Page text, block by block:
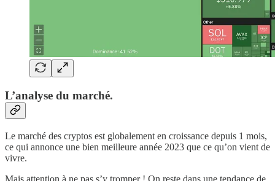
L’analyse du marché.
Le marché des cryptos est globalement en croissance depuis 1 mois,
ce qui annonce une bien meilleure année 2023 que ce qu’on vient de
vivre.
Mais attention à ne pas s’y tromper ! On reste dans une tendance de